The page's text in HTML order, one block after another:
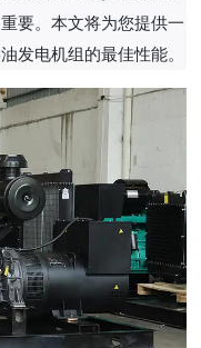
要。本文将为您提供一
发电机组的最佳性能。